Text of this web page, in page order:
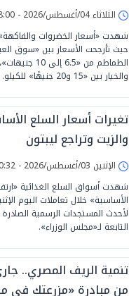
الثلاثاء 04/أغسطس/2026 - 08:00 ص
شهدت «أسعار الخضروات والفاكهة»
حيث تأرجحت الأسعار بين «سوق
الطماطم من
والخيار بين «15 و20 جنيهًا» للكيلو.
تغيرات أسعار السلع
والزيت وتراجع ليبتون
الإثنين 03/أغسطس/2026 - 10:32 م
شهدت أسواق السلع الغذائية
لأحدث المستجدات الرسمية الصادرة
التابعة لـ«مجلس الوزراء».
من مبادرة «مزرعتك في